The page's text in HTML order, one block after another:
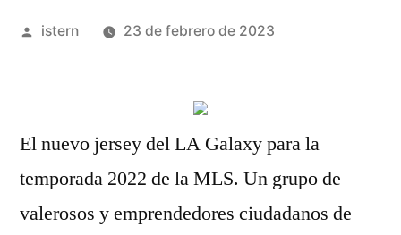
Publicado
istern 23 de febrero de 2023
El nuevo jersey del LA Galaxy para la
temporada 2022 de la MLS. Un grupo de
valerosos y emprendedores ciudadanos de